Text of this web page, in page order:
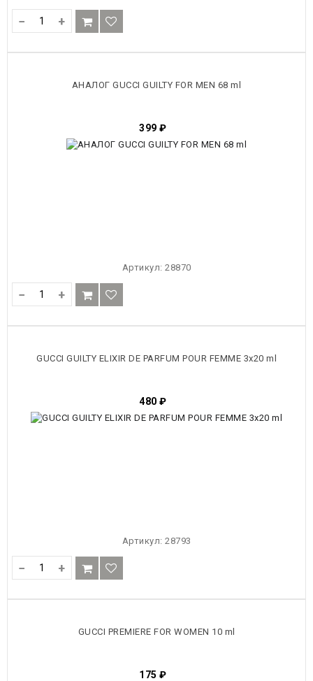
− +
АНАЛОГ GUCCI GUILTY FOR MEN 68 ml
399 ₽
Артикул: 28870
− +
GUCCI GUILTY ELIXIR DE PARFUM POUR FEMME 3x20 ml
480 ₽
Артикул: 28793
− +
GUCCI PREMIERE FOR WOMEN 10 ml
175 ₽